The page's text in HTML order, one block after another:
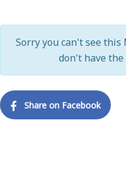
Sorry you can't see
don't have
Share on Facebook